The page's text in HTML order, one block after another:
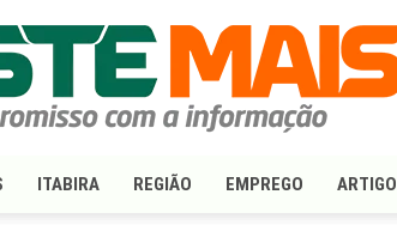
ITABIRA REGIÃO EMPREGO